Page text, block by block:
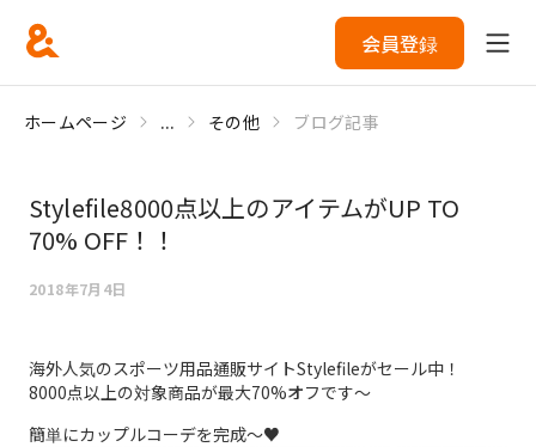
会員登録
ホームページ ... その他 ブログ記事
Stylefile8000点以上のアイテムがUP TO
70% OFF！！
2018年7月4日
海外人気のスポーツ用品通販サイトStylefileがセール中！
8000点以上の対象商品が最大70%オフです～
簡単にカップルコーデを完成～♥